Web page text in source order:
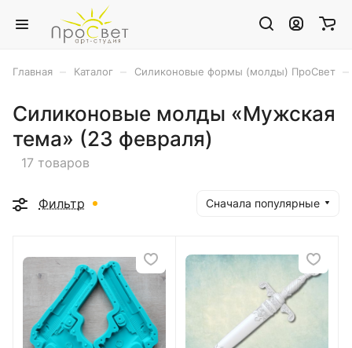
Главная Каталог Силиконовые формы (молды) ПроСвет
Силиконовые молды «Мужская
тема» (23 февраля)
17 товаров
Фильтр Сначала популярные